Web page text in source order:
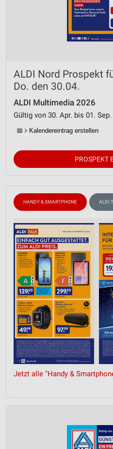
ALDI Nord Prospekt
Do. den 30.04.
ALDI Multimedia 2026
Gültig von 30. Apr. bis 01. Sep.
📅 Kalendereintrag erstellen
PROSPEKT
HANDY & SMARTPHONE ALDI
Jetzt alle "Handy &